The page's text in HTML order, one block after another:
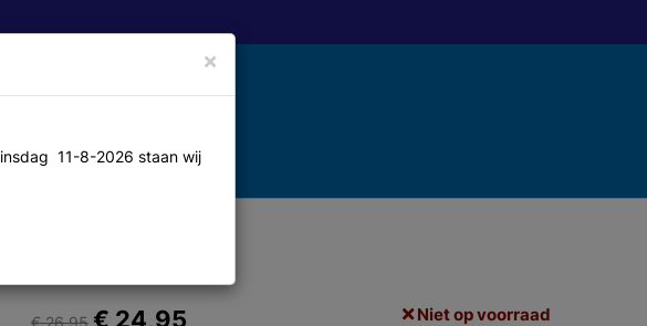
Contact
€ 26,95 € 24,95 Niet op voorraad
×
11-8-2026 staan wij